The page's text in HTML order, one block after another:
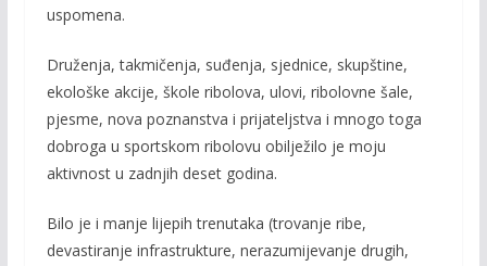
uspomena.
Druženja, takmičenja, suđenja, sjednice, skupštine,
ekološke akcije, škole ribolova, ulovi, ribolovne šale,
pjesme, nova poznanstva i prijateljstva i mnogo toga
dobroga u sportskom ribolovu obilježilo je moju
aktivnost u zadnjih deset godina.
Bilo je i manje lijepih trenutaka (trovanje ribe,
devastiranje infrastrukture, nerazumijevanje drugih,